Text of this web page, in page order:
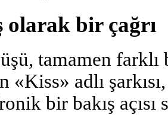
olarak bir çağrı
tamamen
«Kiss» adlı
bir bakış